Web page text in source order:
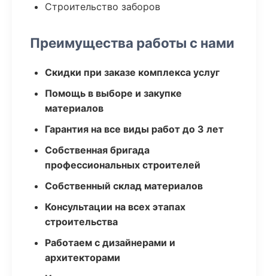
Строительство заборов
Преимущества работы с нами
Скидки при заказе комплекса услуг
Помощь в выборе и закупке
материалов
Гарантия на все виды работ до 3 лет
Собственная бригада
профессиональных строителей
Собственный склад материалов
Консультации на всех этапах
строительства
Работаем с дизайнерами и
архитекторами